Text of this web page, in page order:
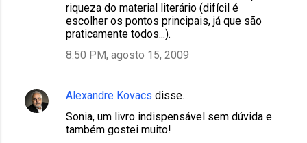
riqueza do material literário (difícil é
escolher os pontos principais, já que são
praticamente todos...).
8:50 PM, agosto 15, 2009
Alexandre Kovacs disse…
Sonia, um livro indispensável sem dúvida e
também gostei muito!